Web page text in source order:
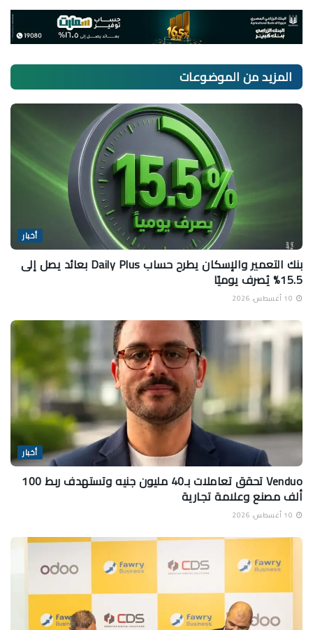
المزيد منالموضوعات
أخبار
بنك التعمير والإسكان يطرح حساب Daily Plus بعائد يصل إلى
15.5% يُصرف يوميًا
أخبار
Venduo تحقق تعاملات بـ40 مليون جنيه وتستهدف ربط 100
ألف مصنع وعلامة تجارية